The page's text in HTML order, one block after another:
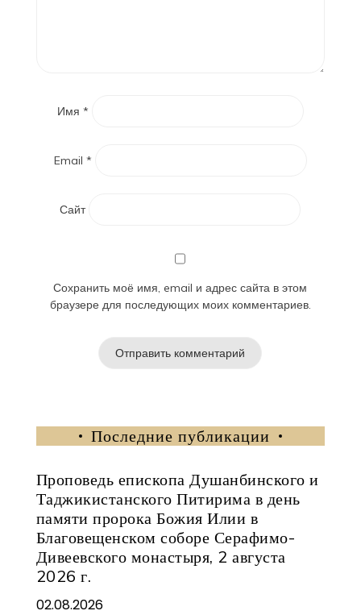
Имя *
Email *
Сайт
Сохранить моё имя, email и адрес сайта в этом
браузере для последующих моих комментариев.
Последние публикации
Проповедь епископа Душанбинского и
Таджикистанского Питирима в день
памяти пророка Божия Илии в
Благовещенском соборе Серафимо-
Дивеевского монастыря, 2 августа
2026 г.
02.08.2026